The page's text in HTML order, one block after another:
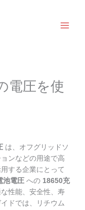
電圧を使
は、オフグリッドソ
ンなどの用途で高
する企業にとって
池電圧 への 18650充
性能、安全性、寿
ドでは、リチウム